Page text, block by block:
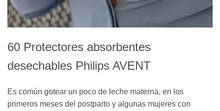
60 Protectores absorbentes
desechables Philips AVENT
Es común gotear un poco de leche materna, en los
primeros meses del postparto y algunas mujeres con